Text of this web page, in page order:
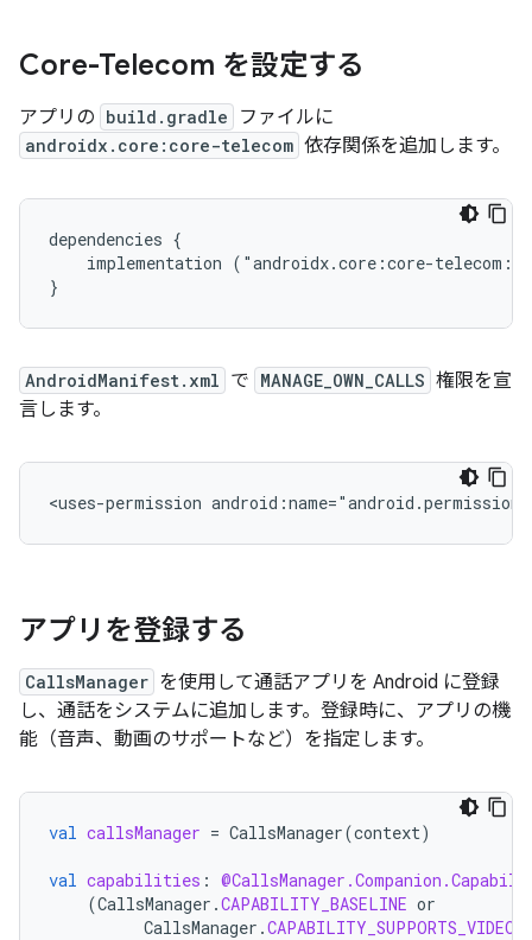
Core-Telecom を設定する
アプリの build.gradle ファイルに
androidx.core:core-telecom 依存関係を追加します。
dependencies
implementation ("androidx.core:core-
AndroidManifest.xml で MANAGE_OWN_CALLS 権限を宣
言します。
<uses-permission
アプリを登録する
CallsManager を使用して通話アプリを Android に登録
し、通話をシステムに追加します。登録時に、アプリの機
能（音声、動画のサポートなど）を指定します。
val callsManager = CallsManager(context)
val capabilities :
(CallsManager .CAPABILITY_BASELINE or
CallsManager .